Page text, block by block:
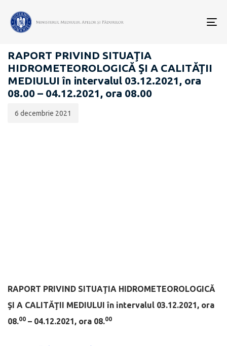
RAPOARTE ZILNICE STAREA MEDIULUI
RAPORT PRIVIND SITUAŢIA
HIDROMETEOROLOGICĂ ŞI A CALITĂŢII
MEDIULUI în intervalul 03.12.2021, ora
08.00 – 04.12.2021, ora 08.00
publicării:
6 decembrie 2021
RAPORT PRIVIND SITUAŢIA HIDROMETEOROLOGICĂ
ŞI A CALITĂŢII MEDIULUI în intervalul 03.12.2021, ora
08.00 – 04.12.2021, ora 08.00